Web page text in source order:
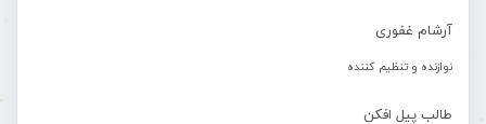
آرشام غفوری
نوازنده و تنظیم کننده
طالب پیل افکن